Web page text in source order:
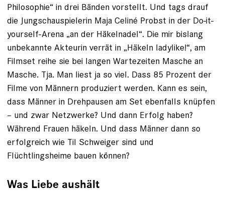
Philosophie“ in drei Bänden vorstellt. Und tags drauf
die Jungschauspielerin Maja Celiné Probst in der Do-it-
yourself-Arena „an der Häkelnadel“. Die mir bislang
unbekannte Akteurin verrät in „Häkeln ­ladylike!“, am
Filmset reihe sie bei langen Wartezeiten Masche an
Masche. Tja. Man liest ja so viel. Dass 85 Prozent der
Filme von Männern produziert werden. Kann es sein,
dass Männer in Drehpausen am Set ebenfalls knüpfen
– und zwar Netzwerke? Und dann Erfolg haben?
Während Frauen häkeln. ­Und dass Männer dann so
erfolgreich wie Til Schweiger sind und
Flüchtlingsheime bauen können?
Was Liebe aushält